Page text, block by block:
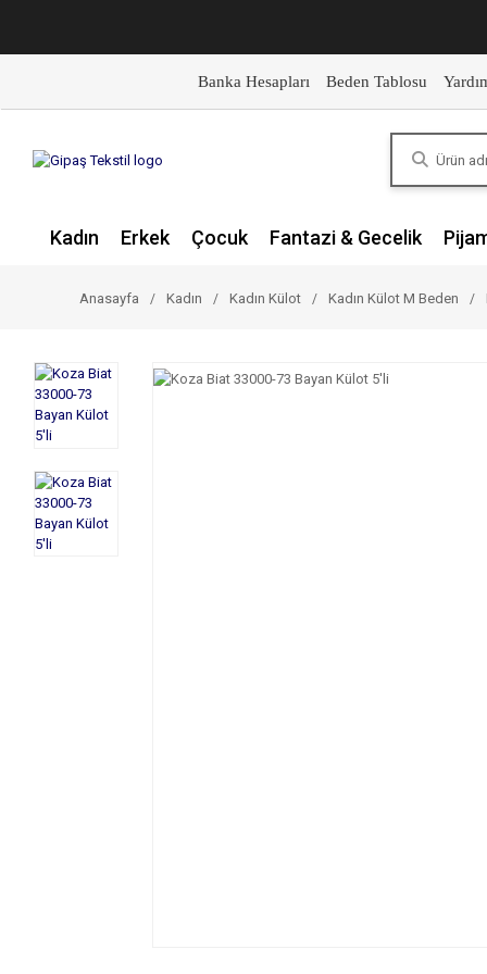
Banka Hesapları Beden Tablosu
Kadın Erkek Çocuk Fantazi & Gecelik
Anasayfa Kadın Kadın Külot Kadın Külot M Beden